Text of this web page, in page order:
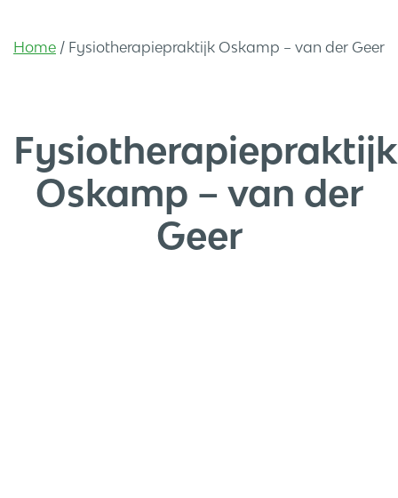
Home / Fysiotherapiepraktijk Oskamp – van der Geer
Fysiotherapiepraktijk
Oskamp – van der
Geer